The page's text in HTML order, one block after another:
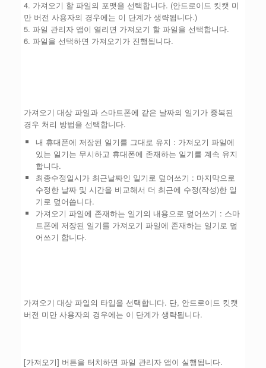
4. 가져오기 할 파일의 포맷을 선택합니다. (안드로이드 킷캣 미
만 버전 사용자의 경우에는 이 단계가 생략됩니다.)
5. 파일 관리자 앱이 열리면 가져오기 할 파일을 선택합니다.
6. 파일을 선택하면 가져오기가 진행됩니다.
가져오기 대상 파일과 스마트폰에 같은 날짜의 일기가 중복된
경우 처리 방법을 선택합니다.
내 휴대폰에 저장된 일기를 그대로 유지 : 가져오기 파일에
있는 일기는 무시하고 휴대폰에 존재하는 일기를 계속 유지
합니다.
최종수정일시가 최근날짜인 일기로 덮어쓰기 : 마지막으로
수정한 날짜 및 시간을 비교해서 더 최근에 수정(작성)한 일
기로 덮어씁니다.
가져오기 파일에 존재하는 일기의 내용으로 덮어쓰기 : 스마
트폰에 저장된 일기를 가져오기 파일에 존재하는 일기로 덮
어쓰기 합니다.
가져오기 대상 파일의 타입을 선택합니다. 단, 안드로이드 킷캣
버전 미만 사용자의 경우에는 이 단계가 생략됩니다.
[가져오기] 버튼을 터치하면 파일 관리자 앱이 실행됩니다.